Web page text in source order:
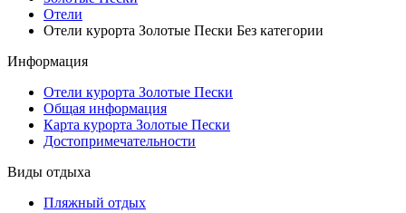
Отели
Отели курорта Золотые Пески Без категории
Информация
Отели курорта Золотые Пески
Общая информация
Карта курорта Золотые Пески
Достопримечательности
Виды отдыха
Пляжный отдых